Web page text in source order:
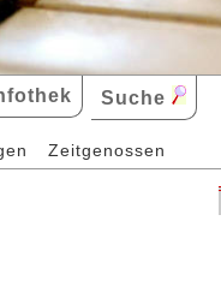
Suche
Zeitgenossen